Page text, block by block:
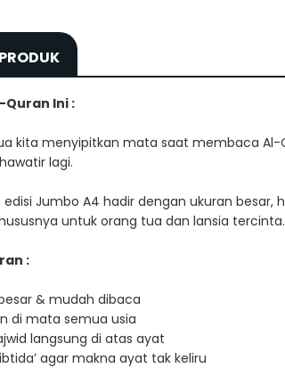
Quran Ini :
kita menyipitkan mata saat membaca Al-
lagi.
edisi Jumbo A4 hadir dengan ukuran
untuk orang tua dan lansia tercinta.
:
& mudah dibaca
di mata semua usia
langsung di atas ayat
agar makna ayat tak keliru